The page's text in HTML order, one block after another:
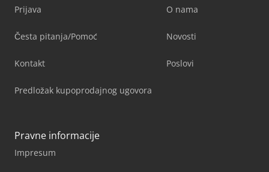
Prijava
Česta pitanja/Pomoć
Kontakt
Predložak kupoprodajnog ugovora
O nama
Novosti
Poslovi
Pravne informacije
Impresum